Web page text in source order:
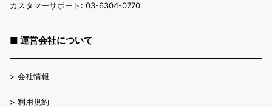
カスタマーサポート: 03-6304-0770
■ 運営会社について
> 会社情報
> 利用規約